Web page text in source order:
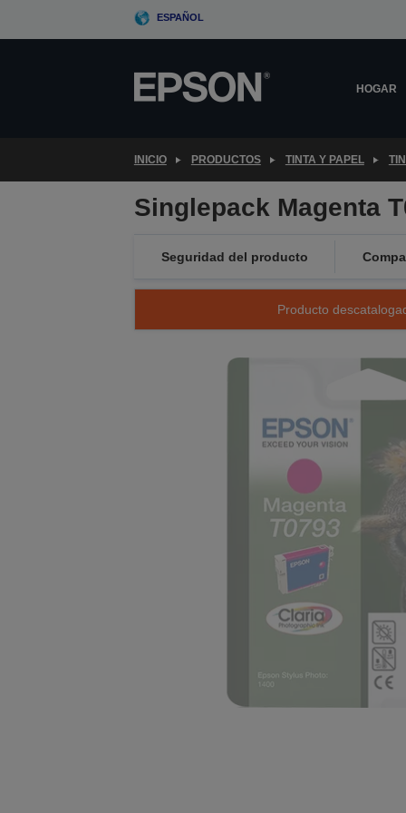
ESPAÑOL
HOGAR
INICIO PRODUCTOS TINTA Y PAPEL
Singlepack Magenta
Seguridad del producto
Producto